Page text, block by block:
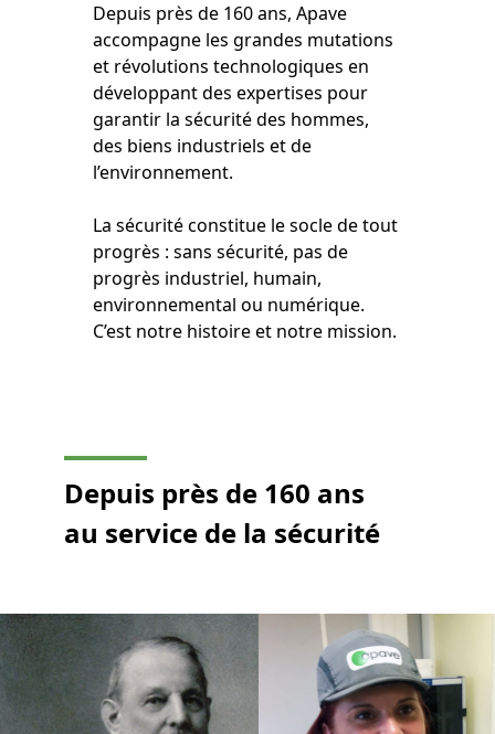
Depuis près de 160 ans, Apave
accompagne les grandes mutations
et révolutions technologiques en
développant des expertises pour
garantir la sécurité des hommes,
des biens industriels et de
l’environnement.
La sécurité constitue le socle de tout
progrès : sans sécurité, pas de
progrès industriel, humain,
environnemental ou numérique.
C’est notre histoire et notre mission.
Depuis près de 160 ans
au service de la sécurité